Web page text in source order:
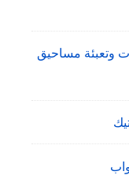
وتعبئة مساحيق